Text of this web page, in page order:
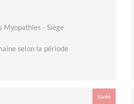
Myopathies - Siège
selon la période
Santé